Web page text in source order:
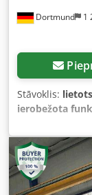
Dortmund 1
Stāvoklis: lietots
ierobežota
mm, Z ass
platums:700
1800 gultas
Heidenhain